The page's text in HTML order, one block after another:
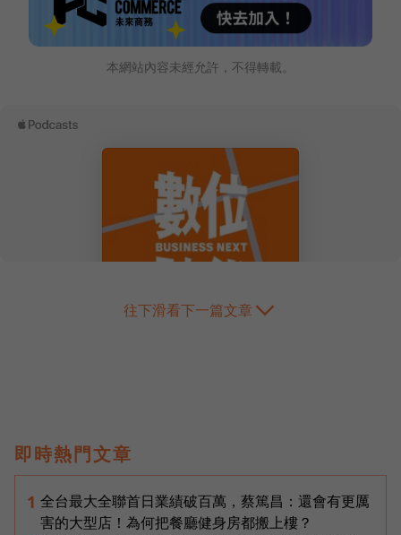
本網站內容未經允許，不得轉載。
往下滑看下一篇文章
即時熱門文章
1 全台最大全聯首日業績破百萬，蔡篤昌：還會有更厲
害的大型店！為何把餐廳健身房都搬上樓？